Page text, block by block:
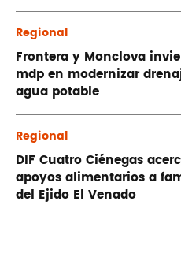
Regional
Frontera y Monclova
mdp en modernizar
agua potable
Regional
DIF Cuatro Ciénegas
apoyos alimentarios a
del Ejido El Venado